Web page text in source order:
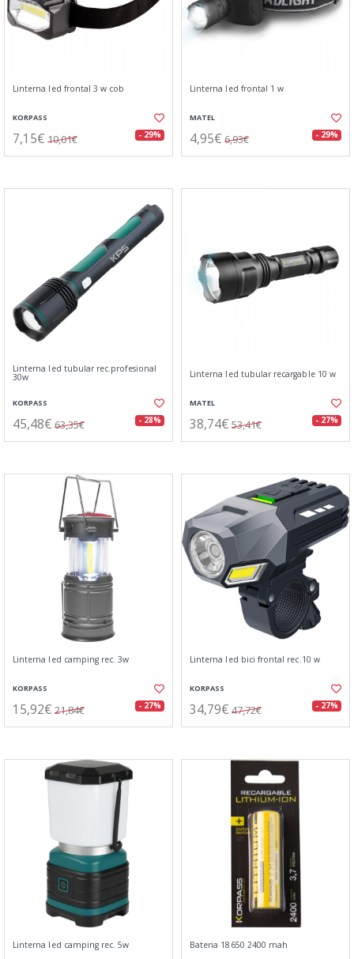
Linterna led frontal 3 w cob
KORPASS
7,15€ 10,01€ - 29%
Linterna led frontal 1 w
MATEL
4,95€ 6,93€ - 29%
Linterna led tubular rec.profesional
30w
KORPASS
45,48€ 63,35€ - 28%
Linterna led tubular recargable 10 w
MATEL
38,74€ 53,41€ - 27%
Linterna led camping rec. 3w
KORPASS
15,92€ 21,84€ - 27%
Linterna led bici frontal rec.10 w
KORPASS
34,79€ 47,72€ - 27%
Linterna led camping rec. 5w Bateria 18650 2400 mah